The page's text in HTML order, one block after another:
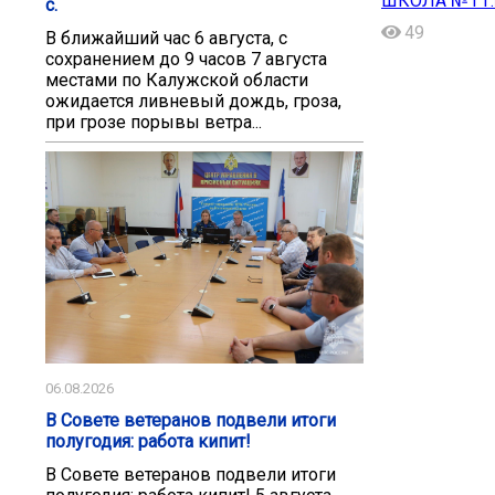
с.
В ближайший час 6 августа, с
сохранением до 9 часов 7 августа
местами по Калужской области
ожидается ливневый дождь, гроза,
при грозе порывы ветра...
06.08.2026
В Совете ветеранов подвели итоги
полугодия: работа кипит!
В Совете ветеранов подвели итоги
49